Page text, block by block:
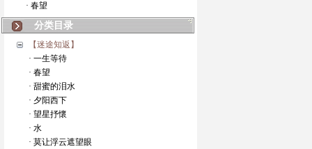
· 春望
分类目录
【迷途知返】
· 一生等待
· 春望
· 甜蜜的泪水
· 夕阳西下
· 望星抒懷
· 水
· 莫让浮云遮望眼